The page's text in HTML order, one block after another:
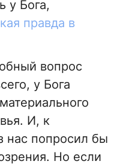
у Бога,
правда в
вопрос
у Бога
И, к
нас попросил бы
Но если